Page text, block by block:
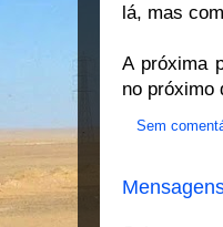
lá, mas
A próxima
no próximo
Sem